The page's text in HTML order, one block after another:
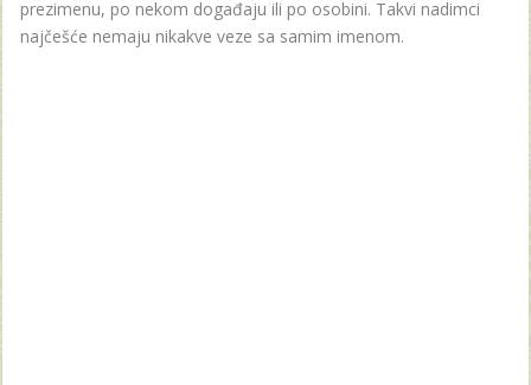
prezimenu, po nekom događaju ili po osobini. Takvi nadimci
najčešće nemaju nikakve veze sa samim imenom.